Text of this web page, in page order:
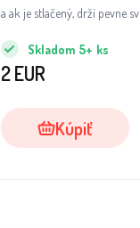
a ak je stlačený, drží pevne
Skladom 5+ ks
2EUR
Kúpiť